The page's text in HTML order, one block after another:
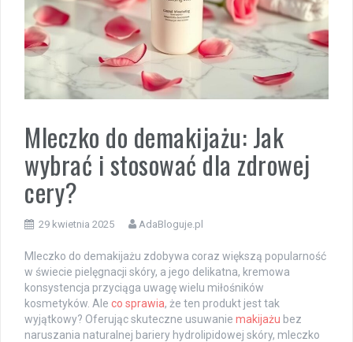
Mleczko do demakijażu: Jak
wybrać i stosować dla zdrowej
cery?
29 kwietnia 2025 AdaBloguje.pl
Mleczko do demakijażu zdobywa coraz większą popularność
w świecie pielęgnacji skóry, a jego delikatna, kremowa
konsystencja przyciąga uwagę wielu miłośników
kosmetyków. Ale co sprawia, że ten produkt jest tak
wyjątkowy? Oferując skuteczne usuwanie makijażu bez
naruszania naturalnej bariery hydrolipidowej skóry, mleczko